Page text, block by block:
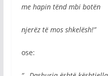
me hapin tёnd mbi botёn
njerёz tё mos shkelёsh!”
ose: